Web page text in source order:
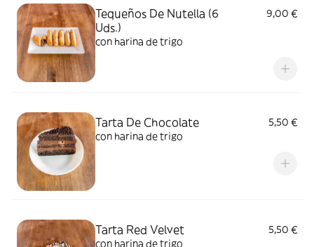
Tequeños De Nutella (6
Uds.)
9,00 €
con harina de trigo
Tarta De Chocolate
5,50 €
con harina de trigo
Tarta Red Velvet
5,50 €
con harina de trigo